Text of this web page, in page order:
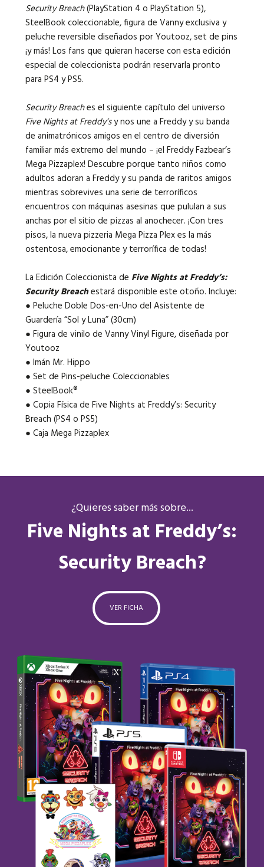
Security Breach(PlayStation 4 o PlayStation 5),
SteelBook coleccionable, figura de Vanny exclusiva y
peluche reversible diseñados por Youtooz, set de pins
¡y más! Los fans que quieran hacerse con esta edición
especial de coleccionista podrán reservarla pronto
para PS4 y PS5.
Security Breaches el siguiente capítulo del universo
Five Nights at Freddy’sy nos une a Freddy y su banda
de animatrónicos amigos en el centro de diversión
familiar más extremo del mundo – ¡el Freddy Fazbear’s
Mega Pizzaplex! Descubre porque tanto niños como
adultos adoran a Freddy y su panda de raritos amigos
mientras sobrevives una serie de terroríficos
encuentros con máquinas asesinas que pululan a sus
anchas por el sitio de pizzas al anochecer. ¡Con tres
pisos, la nueva pizzeria Mega Pizza Plex es la más
ostentosa, emocionante y terrorífica de todas!
La Edición Coleccionista de Five Nights at Freddy’s:
Security Breachestará disponible este otoño. Incluye:
● Peluche Doble Dos-en-Uno del Asistente de
Guardería “Sol y Luna” (30cm)
● Figura de vinilo de Vanny Vinyl Figure, diseñada por
Youtooz
● Imán Mr. Hippo
● Set de Pins-peluche Coleccionables
● SteelBook®
● Copia Física de Five Nights at Freddy’s: Security
Breach (PS4 o PS5)
● Caja Mega Pizzaplex
¿Quieres saber más sobre...
Five Nights at Freddy’s:
Security Breach?
VER FICHA